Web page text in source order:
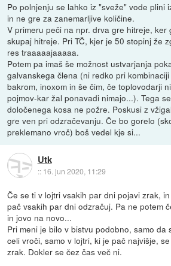
Po polnjenju se lahko iz "sveže" vode plini
in ne gre za zanemarljive količine.
V primeru peči na npr. drva gre hitreje, ker
skupaj hitreje. Pri TČ, kjer je 50 stopinj že
res traaaaajaaaaa.
Potem pa imaš še možnost ustvarjanja
galvanskega člena (ni redko pri
bakrom, inoxom in še čim, če toplovodarji
pojmov-kar žal ponavadi nimajo...). Tega
določenega kosa ne požre. Poskusi z
gre ven pri odzračevanju. Če bo gorelo
preklemano vroč) boš vedel kje si...
Utk
:: 16. jun 2020, 11:29
Če se ti v lojtri vsakih par dni pojavi zrak,
pač vsakih par dni odzračuj. Pa ne potem
in jovo na novo...
Pri meni je bilo v bistvu podobno, samo da
celi vroči, samo v lojtri, ki je pač najvišje,
zrak. Dokler se čez čas več ni.